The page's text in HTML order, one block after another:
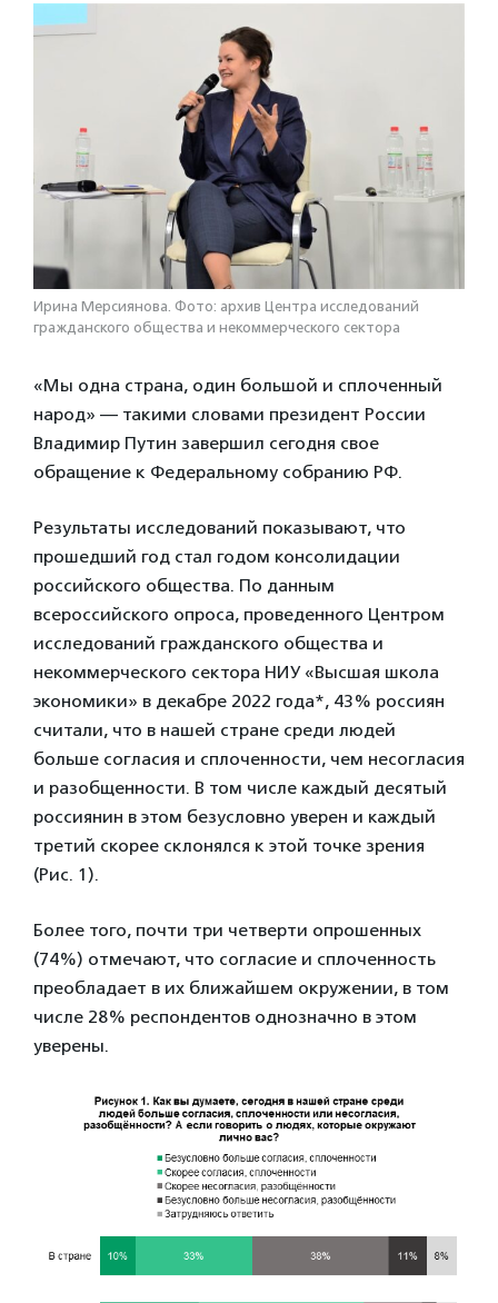
Ирина Мерсиянова. Фото: архив Центра исследований
гражданского общества и некоммерческого сектора
«Мы одна страна, один большой и сплоченный
народ» — такими словами президент России
Владимир Путин завершил сегодня свое
обращение к Федеральному собранию РФ.
Результаты исследований показывают, что
прошедший год стал годом консолидации
российского общества. По данным
всероссийского опроса, проведенного Центром
исследований гражданского общества и
некоммерческого сектора НИУ «Высшая школа
экономики» в декабре 2022 года*, 43% россиян
считали, что в нашей стране среди людей
больше согласия и сплоченности, чем несогласия
и разобщенности. В том числе каждый десятый
россиянин в этом безусловно уверен и каждый
третий скорее склонялся к этой точке зрения
(Рис. 1).
Более того, почти три четверти опрошенных
(74%) отмечают, что согласие и сплоченность
преобладает в их ближайшем окружении, в том
числе 28% респондентов однозначно в этом
уверены.